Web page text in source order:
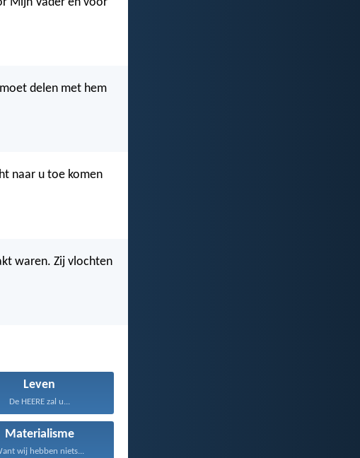
delen met hem
naar u toe komen
waren. Zij vlochten
Leven
De HEERE zal u...
Materialisme
wij hebben niets...